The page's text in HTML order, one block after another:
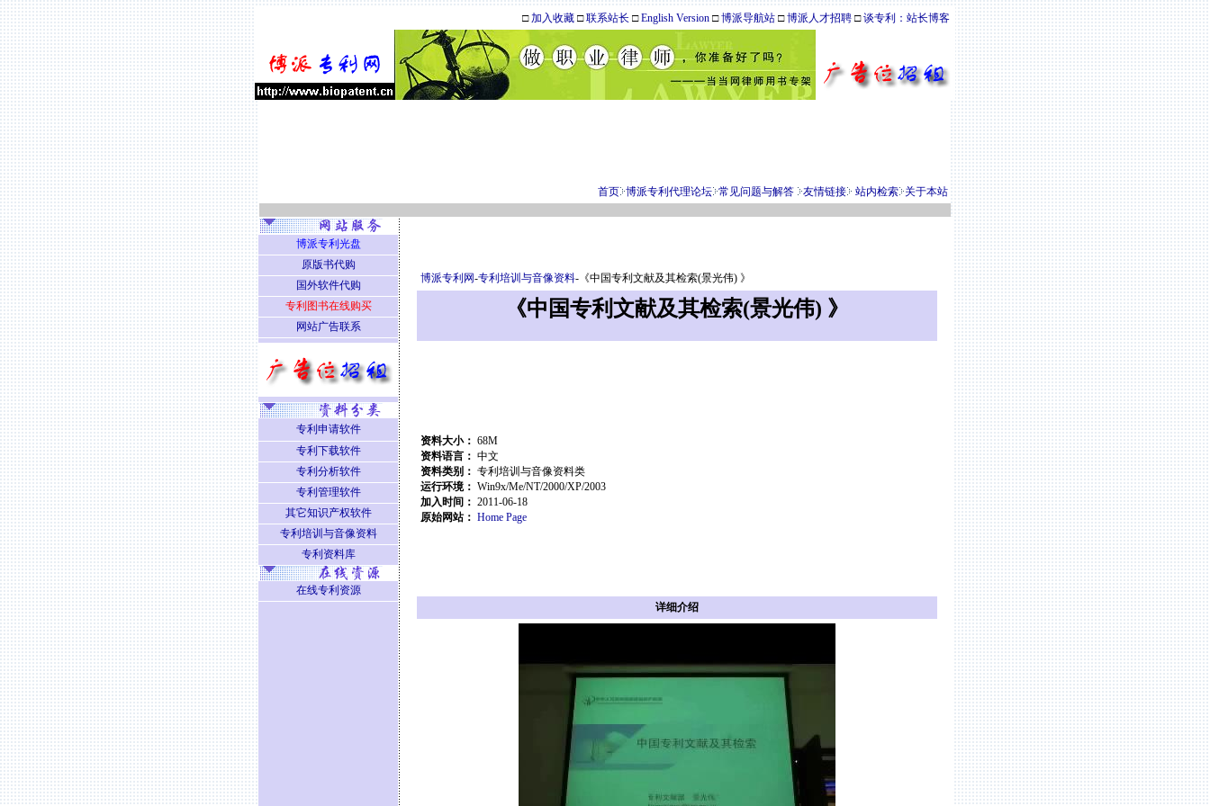
□加入收藏 □联系站长 □English Version □博派导航站 □博派人才招聘 □谈专利：站长博客
首页 博派专利代理论坛 常见问题与解答 友情链接 站内检索 关于本站
博派专利网-专利培训与音像资料-《中国专利文献及其检索(景光伟) 》
《中国专利文献及其检索(景光伟) 》
资料大小： 68M
资料语言： 中文
资料类别： 专利培训与音像资料类
运行环境： Win9x/Me/NT/2000/XP/2003
加入时间： 2011-06-18
原始网站： Home Page
详细介绍
博派专利光盘
原版书代购
国外软件代购
专利图书在线购买
网站广告联系
专利申请软件
专利下载软件
专利分析软件
专利管理软件
其它知识产权软件
专利培训与音像资料
专利资料库
在线专利资源